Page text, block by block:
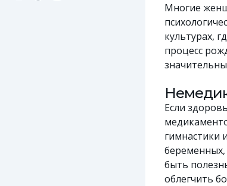
Многие
культурах,
процесс
Если
гимнастики
быть
облегчить